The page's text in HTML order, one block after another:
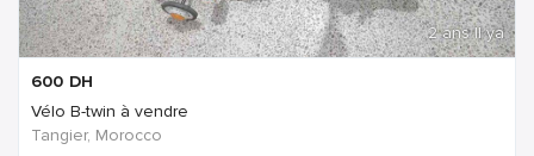
2 ans Il ya
600 DH
Vélo B-twin à vendre
Tangier, Morocco